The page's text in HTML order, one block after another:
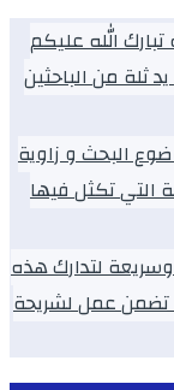
الله عليكم
ثلة من الباحثين
البحث و زاوية
التي تكثل فيها
لتدارك هذه
تضمن عمل لشريحة